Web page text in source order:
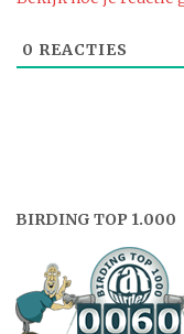
0 REACTIES
BIRDING TOP 1.000